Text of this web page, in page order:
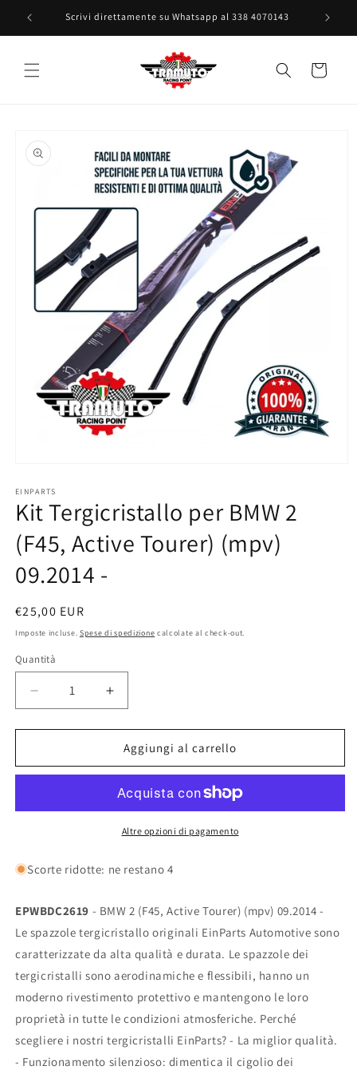
direttamenteScrivi direttamente su Whatsapp al 338 4070143
Carrello
informazioni
sul prodotto
multimediali
1
in
modale
EINPARTS
Kit Tergicristallo per BMW 2
(F45, Active Tourer) (mpv)
09.2014 -
Prezzo
di
€25,00 EUR
Imposte incluse. Spese di spedizione calcolate al check-out.
Quantità
Quantità
Diminuisci
quantità
per
Tergicristallo
2
Tourer)
-
Aumenta
quantità
per
Kit
Tergicristallo
BMW
2
(F45,
Tourer)
-
Aggiungi al carrello
Altre opzioni di pagamento
Scorte ridotte: ne restano 4
EPWBDC2619 - BMW 2 (F45, Active Tourer) (mpv) 09.2014 -
Le spazzole tergicristallo originali EinParts Automotive sono
caratterizzate da alta qualità e durata. Le spazzole dei
tergicristalli sono aerodinamiche e flessibili, hanno un
moderno rivestimento protettivo e mantengono le loro
proprietà in tutte le condizioni atmosferiche. Perché
scegliere i nostri tergicristalli EinParts? - La miglior qualità.
- Funzionamento silenzioso: dimentica il cigolio dei